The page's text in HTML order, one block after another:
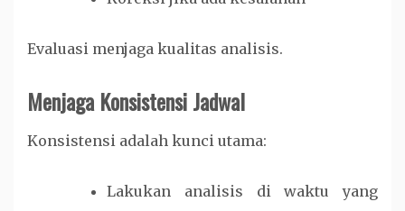
Evaluasi menjaga kualitas analisis.
Menjaga Konsistensi Jadwal
Konsistensi adalah kunci utama:
Lakukan analisis di waktu yang